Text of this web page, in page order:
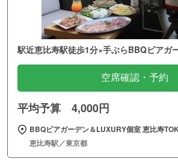
駅近恵比寿駅徒歩1分×手ぶらBBQビアガ
空席確認・予約
平均予算 4,000円
BBQビアガーデン＆LUXURY個室 恵比寿
恵比寿駅／東京都